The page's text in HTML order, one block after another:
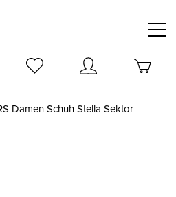
Damen Schuh Stella Sektor